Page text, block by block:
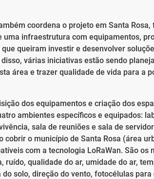
coordena o projeto em Santa Rosa,
uma infraestrutura com equipamentos,
queiram investir e desenvolver
várias iniciativas estão sendo
área e trazer qualidade de vida para a
dos equipamentos e criação dos
ambientes específicos e equipados:
sala de reuniões e sala de
o município de Santa Rosa (área
com a tecnologia LoRaWan. São os
ruído, qualidade do ar, umidade do ar,
solo, direção do vento, fotocélulas para